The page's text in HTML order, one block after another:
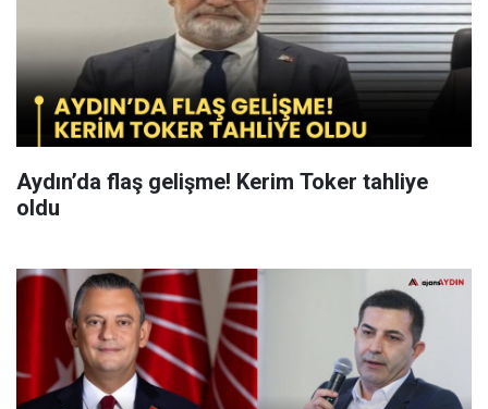
Aydın’da flaş gelişme! Kerim Toker tahliye
oldu